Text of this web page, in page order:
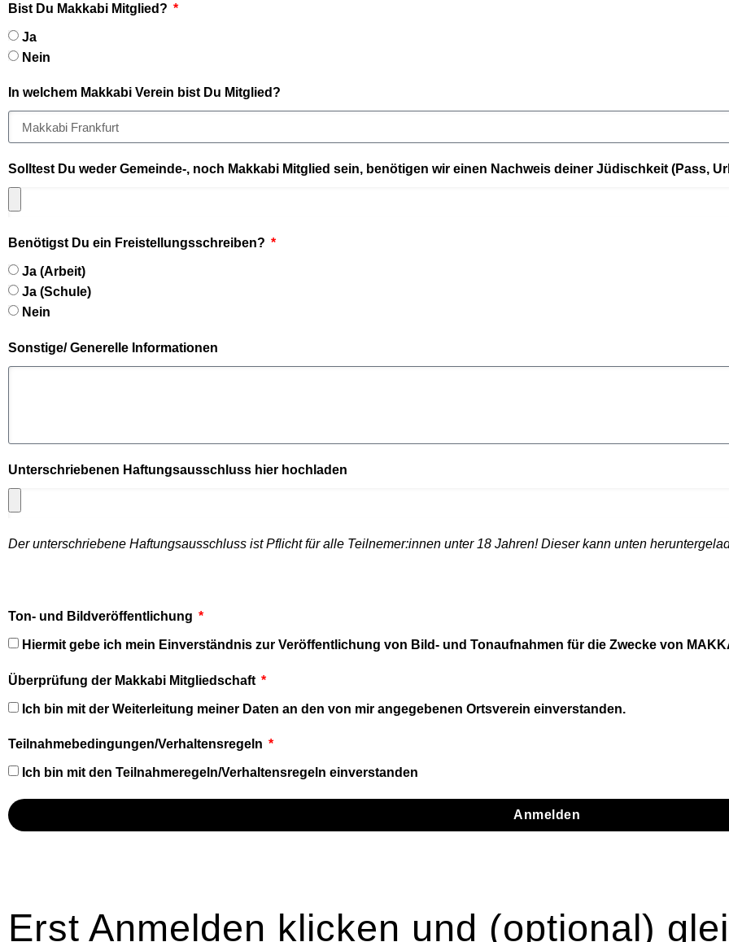
Bist Du Makkabi Mitglied?
Ja
Nein
In welchem Makkabi Verein bist Du Mitglied?
Solltest Du weder Gemeinde-, noch Makkabi Mitglied sein, benötigen wir einen Nachweis deiner Jüdischkeit (Pass,
Benötigst Du ein Freistellungsschreiben?
Ja (Arbeit)
Ja (Schule)
Nein
Sonstige/ Generelle Informationen
Unterschriebenen Haftungsausschluss hier hochladen
Der unterschriebene Haftungsausschluss ist Pflicht für alle Teilnemer:innen unter 18 Jahren! Dieser kann unten
Ton- und Bildveröffentlichung
Hiermit gebe ich mein Einverständnis zur Veröffentlichung von Bild- und Tonaufnahmen für die Zwecke von
Überprüfung der Makkabi Mitgliedschaft
Ich bin mit der Weiterleitung meiner Daten an den von mir angegebenen Ortsverein einverstanden.
Teilnahmebedingungen/Verhaltensregeln
Ich bin mit den Teilnahmeregeln/Verhaltensregeln einverstanden
Anmelden
Erst Anmelden klicken und (optional)